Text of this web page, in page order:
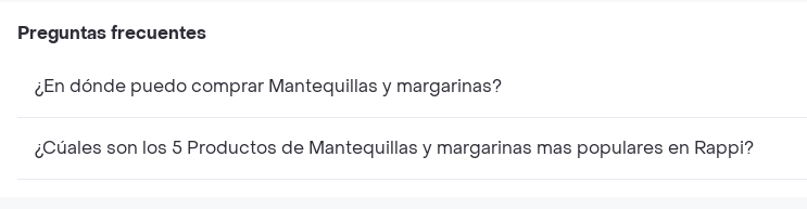
Preguntas frecuentes
¿En dónde puedo comprar Mantequillas y margarinas?
¿Cúales son los 5 Productos de Mantequillas y margarinas mas populares en Rappi?